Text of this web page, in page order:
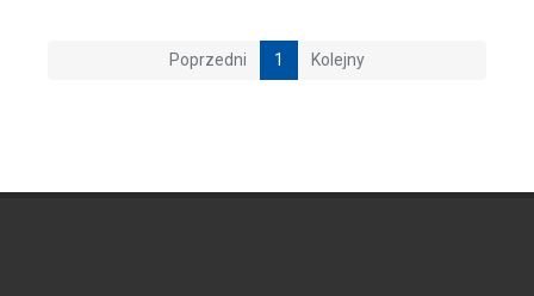
Poprzedni 1 Kolejny